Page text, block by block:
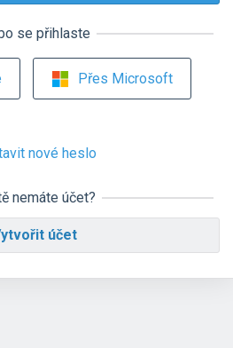
se přihlaste
Přes Microsoft
nové heslo
nemáte účet?
účet